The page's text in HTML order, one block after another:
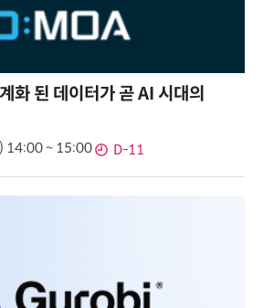
화 된 데이터가 곧 AI 시대의
14:00 ~ 15:00 D-11